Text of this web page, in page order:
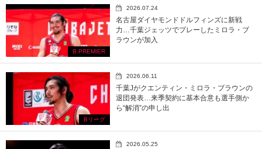
B.PREMIER
2026.07.24
名古屋ダイヤモンドドルフィンズに新戦
力…千葉ジェッツでプレーしたミロラ・ブ
ラウンが加入
Bリーグ
2026.06.11
千葉Jがクエンティン・ミロラ・ブラウンの
退団発表…来季契約に基本合意も選手側か
ら“解消”の申し出
2026.05.25